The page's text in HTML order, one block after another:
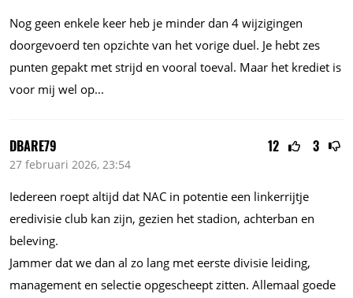
Nog geen enkele keer heb je minder dan 4 wijzigingen
doorgevoerd ten opzichte van het vorige duel. Je hebt zes
punten gepakt met strijd en vooral toeval. Maar het krediet is
voor mij wel op...
12 3
DBARE79
27 februari 2026, 23:54
Iedereen roept altijd dat NAC in potentie een linkerrijtje
eredivisie club kan zijn, gezien het stadion, achterban en
beleving.
Jammer dat we dan al zo lang met eerste divisie leiding,
management en selectie opgescheept zitten. Allemaal goede